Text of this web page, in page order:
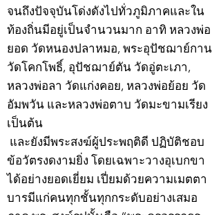
จนถึงปัจจุบันโด่งดังไปทั่วภูมิภาคและใน
ท้องถิ่นมีอยู่เป็นจำนวนมาก อาทิ หลวงพ่อ
ยอด วัดหนองปลาหมอ, พระอุปัชฌาย์กาน
วัดโคกโพธิ์, อุปัชฌาย์ตัน วัดอู่ตะเภา,
หลวงพ่อลา วัดแก่งคอย, หลวงพ่อย้อย วัด
อัมพวัน และหลวงพ่อตาบ วัดมะขามเรียง
เป็นต้น
และยังมีพระสงฆ์ผู้ประพฤติดี ปฏิบัติชอบ
ข้อวัตรงดงามยิ่ง โดยเฉพาะวางอุเบกขา
ได้อย่างยอดเยี่ยม เปี่ยมด้วยความเมตตา
บารมีแก่คนทุกชั้นทุกกระดับอย่างเสมอ